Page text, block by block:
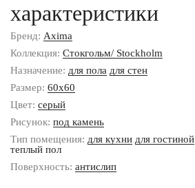
характеристики
Бренд: Axima
Коллекция: Стокгольм/ Stockholm
Назначение: для пола для стен
Размер: 60x60
Цвет: серый
Рисунок: под камень
Тип помещения: для кухни для гостиной
теплый пол
Поверхность: антислип